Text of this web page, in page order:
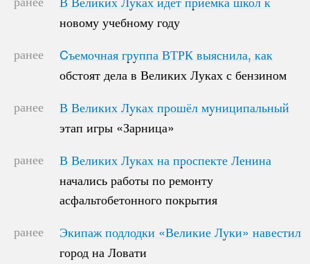
новому учебному году
новому учебному году
ранее
Cъемочная группа ВТРК выяснила, как
обстоят дела в Великих Луках с бензином
Cъемочная группа ВТРК выяснила, как
обстоят дела в Великих Луках с бензином
ранее
В Великих Луках прошёл муниципальный
этап игры «Зарница»
В Великих Луках прошёл муниципальный
этап игры «Зарница»
ранее
В Великих Луках на проспекте Ленина
начались работы по ремонту
асфальтобетонного покрытия
В Великих Луках на проспекте Ленина
начались работы по ремонту
асфальтобетонного покрытия
ранее
Экипаж подлодки «Великие Луки» навестил
город на Ловати
Экипаж подлодки «Великие Луки» навестил
город на Ловати